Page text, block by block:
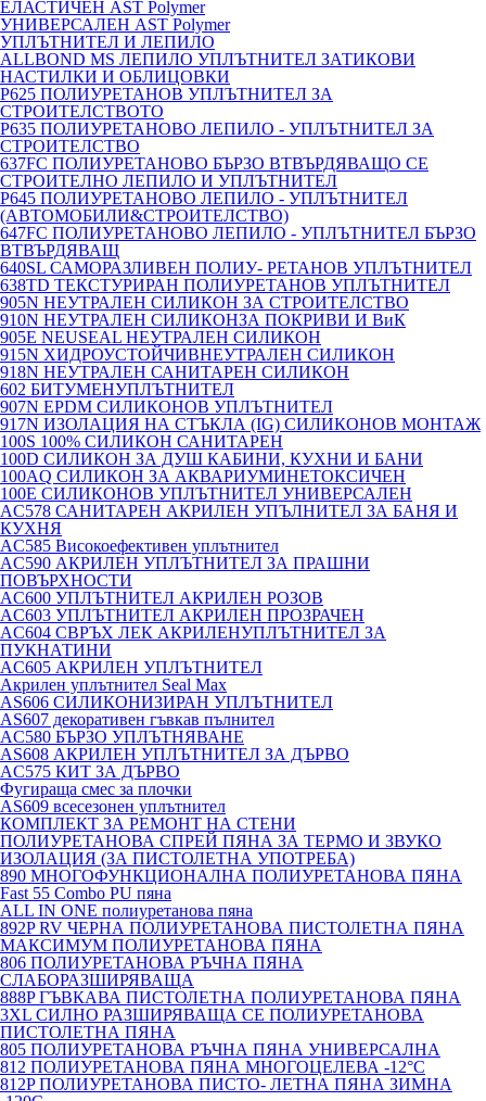
ЕЛАСТИЧЕН AST Polymer
УНИВЕРСАЛЕН AST Polymer
УПЛЪТНИТЕЛ И ЛЕПИЛО
ALLBOND MS ЛЕПИЛО УПЛЪТНИТЕЛ ЗАТИКОВИ
НАСТИЛКИ И ОБЛИЦОВКИ
P625 ПОЛИУРЕТАНОВ УПЛЪТНИТЕЛ ЗА
СТРОИТЕЛСТВОТО
P635 ПОЛИУРЕТАНОВО ЛЕПИЛО - УПЛЪТНИТЕЛ ЗА
СТРОИТЕЛСТВО
637FC ПОЛИУРЕТАНОВО БЪРЗО ВТВЪРДЯВАЩО СЕ
СТРОИТЕЛНО ЛЕПИЛО И УПЛЪТНИТЕЛ
P645 ПОЛИУРЕТАНОВО ЛЕПИЛО - УПЛЪТНИТЕЛ
(АВТОМОБИЛИ&СТРОИТЕЛСТВО)
647FC ПОЛИУРЕТАНОВО ЛЕПИЛО - УПЛЪТНИТЕЛ БЪРЗО
ВТВЪРДЯВАЩ
640SL САМОРАЗЛИВЕН ПОЛИУ- РЕТАНОВ УПЛЪТНИТЕЛ
638TD ТЕКСТУРИРАН ПОЛИУРЕТАНОВ УПЛЪТНИТЕЛ
905N НЕУТРАЛЕН СИЛИКОН ЗА СТРОИТЕЛСТВО
910N НЕУТРАЛЕН СИЛИКОНЗА ПОКРИВИ И ВиК
905E NEUSEAL НЕУТРАЛЕН СИЛИКОН
915N ХИДРОУСТОЙЧИВНЕУТРАЛЕН СИЛИКОН
918N НЕУТРАЛЕН САНИТАРЕН СИЛИКОН
602 БИТУМЕНУПЛЪТНИТЕЛ
907N EPDM СИЛИКОНОВ УПЛЪТНИТЕЛ
917N ИЗОЛАЦИЯ НА СТЪКЛА (IG) СИЛИКОНОВ МОНТАЖ
100S 100% СИЛИКОН САНИТАРЕН
100D СИЛИКОН ЗА ДУШ КАБИНИ, КУХНИ И БАНИ
100AQ СИЛИКОН ЗА АКВАРИУМИНЕТОКСИЧЕН
100E СИЛИКОНОВ УПЛЪТНИТЕЛ УНИВЕРСАЛЕН
AC578 САНИТАРЕН АКРИЛЕН УПЪЛНИТЕЛ ЗА БАНЯ И
КУХНЯ
AC585 Високоефективен уплътнител
AC590 АКРИЛЕН УПЛЪТНИТЕЛ ЗА ПРАШНИ
ПОВЪРХНОСТИ
AC600 УПЛЪТНИТЕЛ АКРИЛЕН РОЗОВ
AC603 УПЛЪТНИТЕЛ АКРИЛЕН ПРОЗРАЧЕН
AC604 СВРЪХ ЛЕК АКРИЛЕНУПЛЪТНИТЕЛ ЗА
ПУКНАТИНИ
AC605 АКРИЛЕН УПЛЪТНИТЕЛ
Акрилен уплътнител Seal Max
AS606 СИЛИКОНИЗИРАН УПЛЪТНИТЕЛ
AS607 декоративен гъвкав пълнител
AC580 БЪРЗО УПЛЪТНЯВАНЕ
AS608 АКРИЛЕН УПЛЪТНИТЕЛ ЗА ДЪРВО
AC575 КИТ ЗА ДЪРВО
Фугираща смес за плочки
AS609 всесезонен уплътнител
КОМПЛЕКТ ЗА РЕМОНТ НА СТЕНИ
ПОЛИУРЕТАНОВА СПРЕЙ ПЯНА ЗА ТЕРМО И ЗВУКО
ИЗОЛАЦИЯ (ЗА ПИСТОЛЕТНА УПОТРЕБА)
890 МНОГОФУНКЦИОНАЛНА ПОЛИУРЕТАНОВА ПЯНА
Fast 55 Combo PU пяна
ALL IN ONE полиуретанова пяна
892P RV ЧЕРНА ПОЛИУРЕТАНОВА ПИСТОЛЕТНА ПЯНА
МАКСИМУМ ПОЛИУРЕТАНОВА ПЯНА
806 ПОЛИУРЕТАНОВА РЪЧНА ПЯНА
СЛАБОРАЗШИРЯВАЩА
888P ГЪВКАВА ПИСТОЛЕТНА ПОЛИУРЕТАНОВА ПЯНА
3XL СИЛНО РАЗШИРЯВАЩА СЕ ПОЛИУРЕТАНОВА
ПИСТОЛЕТНА ПЯНА
805 ПОЛИУРЕТАНОВА РЪЧНА ПЯНА УНИВЕРСАЛНА
812 ПОЛИУРЕТАНОВА ПЯНА МНОГОЦЕЛЕВА -12°C
812P ПОЛИУРЕТАНОВА ПИСТО- ЛЕТНА ПЯНА ЗИМНА